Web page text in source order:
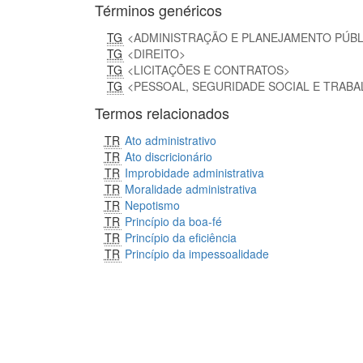
Términos genéricos
TG
ADMINISTRAÇÃO E PLANEJAMENTO
TG
DIREITO
TG
LICITAÇÕES E CONTRATOS
TG
PESSOAL, SEGURIDADE SOCIAL E
Termos relacionados
TR Ato administrativo
TR Ato discricionário
TR Improbidade administrativa
TR Moralidade administrativa
TR Nepotismo
TR Princípio da boa-fé
TR Princípio da eficiência
TR Princípio da impessoalidade